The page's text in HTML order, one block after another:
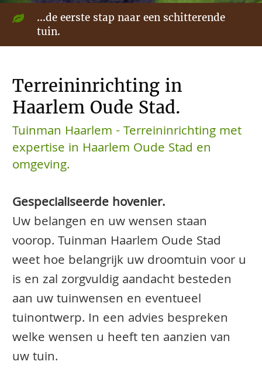
...de eerste stap naar een schitterende
tuin.
Terreininrichting in
Haarlem Oude Stad.
Tuinman Haarlem - Terreininrichting met
expertise in Haarlem Oude Stad en
omgeving.
Gespecialiseerde hovenier.
Uw belangen en uw wensen staan
voorop. Tuinman Haarlem Oude Stad
weet hoe belangrijk uw droomtuin voor u
is en zal zorgvuldig aandacht besteden
aan uw tuinwensen en eventueel
tuinontwerp. In een advies bespreken
welke wensen u heeft ten aanzien van
uw tuin.